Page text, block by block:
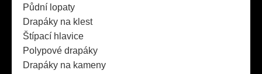
Půdní lopaty
Drapáky na klest
Štípací hlavice
Polypové drapáky
Drapáky na kameny